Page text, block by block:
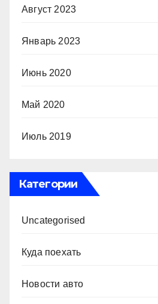
Август 2023
Январь 2023
Июнь 2020
Май 2020
Июль 2019
Категории
Uncategorised
Куда поехать
Новости авто